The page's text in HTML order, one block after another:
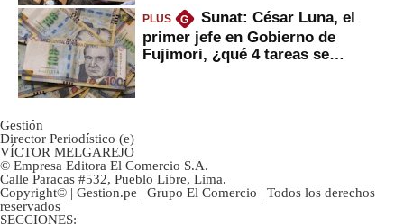
PLUS G
Sunat: César Luna, el
primer jefe en Gobierno de
Fujimori, ¿qué 4 tareas se
Gestión
Director Periodístico (e)
VÍCTOR MELGAREJO
© Empresa Editora El Comercio S.A.
Calle Paracas #532, Pueblo Libre, Lima.
Copyright© | Gestion.pe | Grupo El Comercio | Todos los derechos
reservados
SECCIONES: